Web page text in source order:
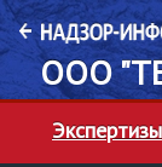
ООО
Экспертизы